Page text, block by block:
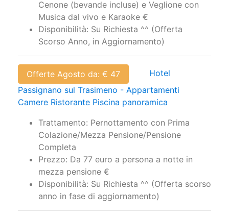
Disponibilità: Su Richiesta ^^ (Offerta
Scorso Anno, in Aggiornamento)
Passignano sul Trasimeno - Appartamenti
Camere Ristorante Piscina panoramica
Trattamento: Pernottamento con Prima
Completa
Prezzo: Da 77 euro a persona a notte in
mezza pensione €
Disponibilità: Su Richiesta ^^ (Offerta scorso
anno in fase di aggiornamento)